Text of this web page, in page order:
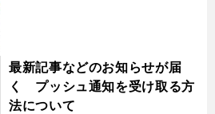
最新記事などのお知らせが届
く プッシュ通知を受け取る方
法について